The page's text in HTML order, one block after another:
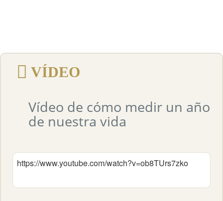
VÍDEO
Vídeo de cómo medir un año
de nuestra vida
https://www.youtube.com/watch?v=ob8TUrs7zko